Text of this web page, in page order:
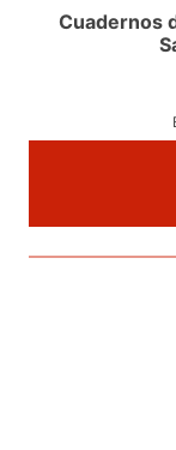
Cuadernos